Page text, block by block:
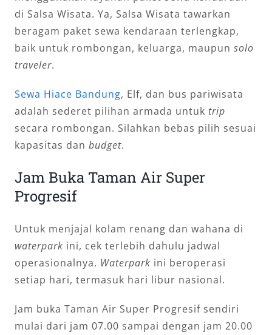
di Salsa Wisata. Ya, Salsa Wisata tawarkan
beragam paket sewa kendaraan terlengkap,
baik untuk rombongan, keluarga, maupun solo
traveler.
Sewa Hiace Bandung, Elf, dan bus pariwisata
adalah sederet pilihan armada untuk trip
secara rombongan. Silahkan bebas pilih sesuai
kapasitas dan budget.
Jam Buka Taman Air Super
Progresif
Untuk menjajal kolam renang dan wahana di
waterpark ini, cek terlebih dahulu jadwal
operasionalnya. Waterpark ini beroperasi
setiap hari, termasuk hari libur nasional.
Jam buka Taman Air Super Progresif sendiri
mulai dari jam 07.00 sampai dengan jam 20.00